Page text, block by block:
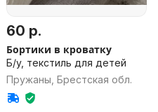
60 р.
Бортики в кроватку
Б/у, текстиль для детей
Пружаны, Брестская обл.